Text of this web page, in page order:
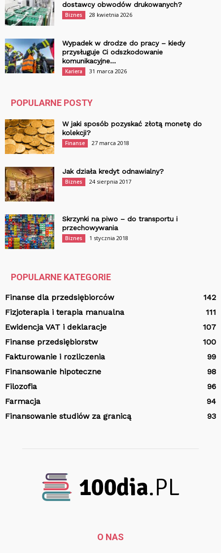
dostawcy obwodów drukowanych?
Biznes 28 kwietnia 2026
Wypadek w drodze do pracy – kiedy
przysługuje Ci odszkodowanie
komunikacyjne...
Kariera 31 marca 2026
POPULARNE POSTY
W jaki sposób pozyskać złotą monetę do
kolekcji?
Finanse 27 marca 2018
Jak działa kredyt odnawialny?
Biznes 24 sierpnia 2017
Skrzynki na piwo – do transportu i
przechowywania
Biznes 1 stycznia 2018
POPULARNE KATEGORIE
Finanse dla przedsiębiorców
142
Fizjoterapia i terapia manualna
111
Ewidencja VAT i deklaracje
107
Finanse przedsiębiorstw
100
Fakturowanie i rozliczenia
99
Finansowanie hipoteczne
98
Filozofia
96
Farmacja
94
Finansowanie studiów za granicą
93
O NAS